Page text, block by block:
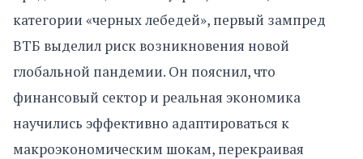
категории «черных лебедей», первый зампред
ВТБ выделил риск возникновения новой
глобальной пандемии. Он пояснил, что
финансовый сектор и реальная экономика
научились эффективно адаптироваться к
макроэкономическим шокам, перекраивая